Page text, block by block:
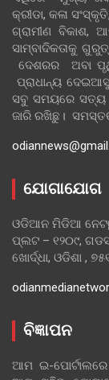
କ୍ରୀଡା, କଳା
ଗ୍ରାମୀଣ
ସାମ୍ବାଦିକତାକୁ
ଦେଶରର ଅବା
ପ୍ରାଧାନ୍ୟ
ସବୁ ସମୟରେ ସତ୍ୟ
ଜାରି ରଖିଛୁ।
ଯୋଗାଯୋଗ
ଓଡିଆନ ମିଡିଆ
ପ୍ଲଟ – ୧୨୦୯,
ଖୋର୍ଦ୍ଧା, ଓଡିଶା ,
ବିଜ୍ଞାପନ
ଆମ ଇ-